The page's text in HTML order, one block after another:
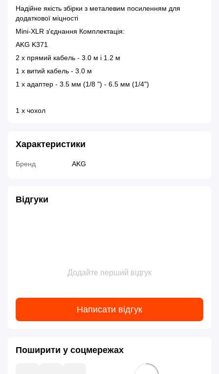
Надійне якість збірки з металевим посиленням для
додаткової міцності
Mini-XLR з'єднання Комплектація:
AKG K371
2 x прямий кабель - 3.0 м і 1.2 м
1 x витий кабель - 3.0 м
1 x адаптер - 3.5 мм (1/8 ") - 6.5 мм (1/4")
1 x чохол
Характеристики
Бренд AKG
Відгуки
Додайте перший відгук
Написати відгук
Поширити у соцмережах